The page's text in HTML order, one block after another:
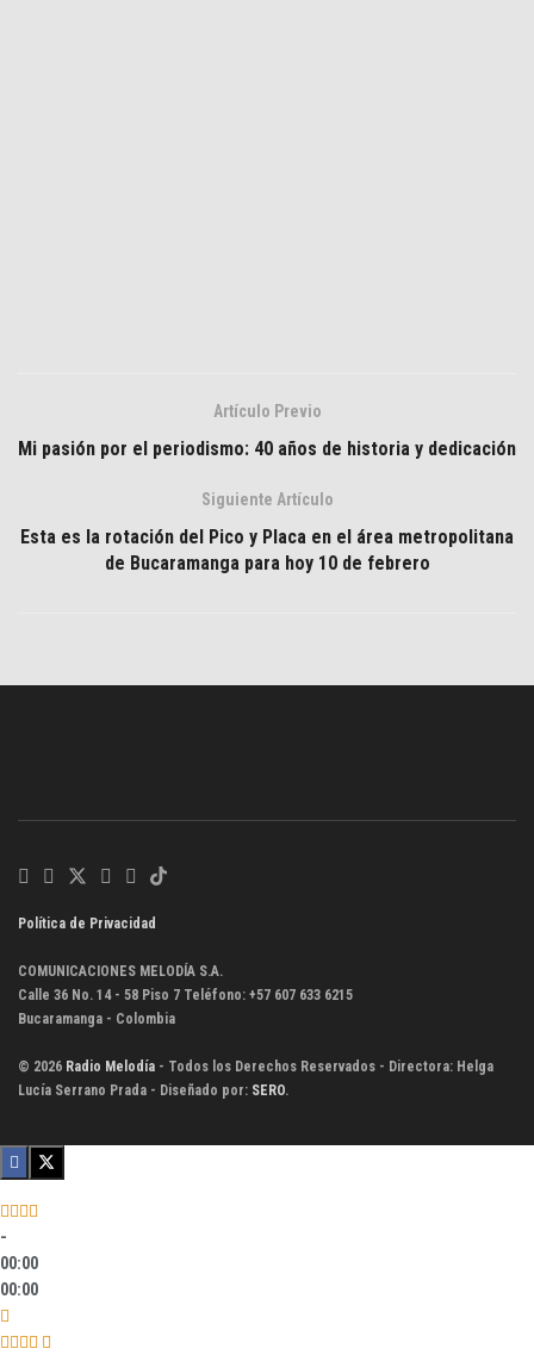
Artículo Previo
Mi pasión por el periodismo: 40 años de historia y dedicación
Siguiente Artículo
Esta es la rotación del Pico y Placa en el área metropolitana
de Bucaramanga para hoy 10 de febrero
Política de Privacidad
COMUNICACIONES MELODÍA S.A.
Calle 36 No. 14 - 58 Piso 7 Teléfono: +57 607 633 6215
Bucaramanga - Colombia
© 2026 Radio Melodía - Todos los Derechos Reservados - Directora: Helga
Lucía Serrano Prada - Diseñado por: SERO.
-
00:00
00:00